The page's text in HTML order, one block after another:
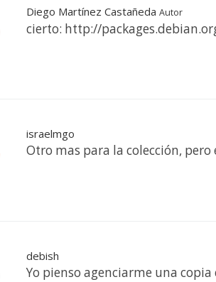
Diego Martínez Castañeda Autor
cierto: http://
israelmgo
Otro mas para la colección,
debish
Yo pienso agenciarme una